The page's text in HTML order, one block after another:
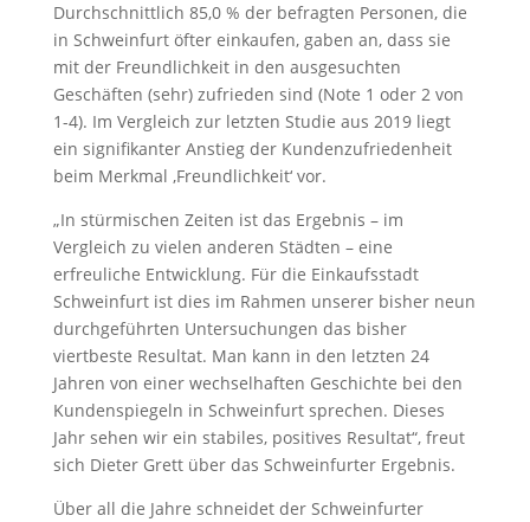
Durchschnittlich 85,0 % der befragten Personen, die
in Schweinfurt öfter einkaufen, gaben an, dass sie
mit der Freundlichkeit in den ausgesuchten
Geschäften (sehr) zufrieden sind (Note 1 oder 2 von
1-4). Im Vergleich zur letzten Studie aus 2019 liegt
ein signifikanter Anstieg der Kundenzufriedenheit
beim Merkmal ‚Freundlichkeit‘ vor.
„In stürmischen Zeiten ist das Ergebnis – im
Vergleich zu vielen anderen Städten – eine
erfreuliche Entwicklung. Für die Einkaufsstadt
Schweinfurt ist dies im Rahmen unserer bisher neun
durchgeführten Untersuchungen das bisher
viertbeste Resultat. Man kann in den letzten 24
Jahren von einer wechselhaften Geschichte bei den
Kundenspiegeln in Schweinfurt sprechen. Dieses
Jahr sehen wir ein stabiles, positives Resultat“, freut
sich Dieter Grett über das Schweinfurter Ergebnis.
Über all die Jahre schneidet der Schweinfurter